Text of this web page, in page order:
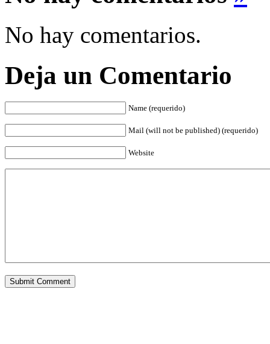
No hay comentarios.
Deja un Comentario
Name (requerido)
Mail (will not be published) (requerido)
Website